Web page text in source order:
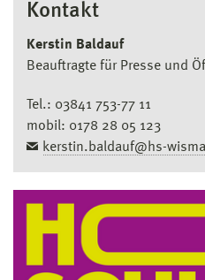
Kontakt
Kerstin Baldauf
Beauftragte für Presse und
Tel.: 03841 753-77 11
mobil: 0178 28 05 123
kerstin.baldauf@hs-